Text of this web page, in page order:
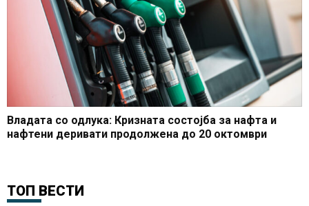
Владата со одлука: Кризната состојба за нафта и
нафтени деривати продолжена до 20 октомври
ТОП ВЕСТИ